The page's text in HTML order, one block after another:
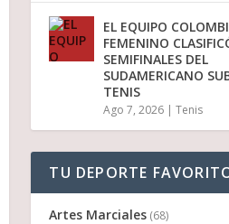
EL EQUIPO
FEMENINO
SEMIFINALES DEL
SUDAMERICANO
TENIS
Ago 7, 2026 |Tenis
TU DEPORTE
Artes Marciales (68)